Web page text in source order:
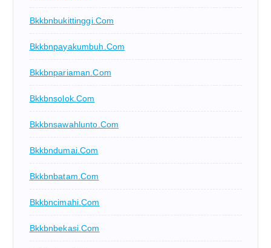
Bkkbnbukittinggi.com
Bkkbnpayakumbuh.com
Bkkbnpariaman.com
Bkkbnsolok.com
Bkkbnsawahlunto.com
Bkkbndumai.com
Bkkbnbatam.com
Bkkbncimahi.com
Bkkbnbekasi.com